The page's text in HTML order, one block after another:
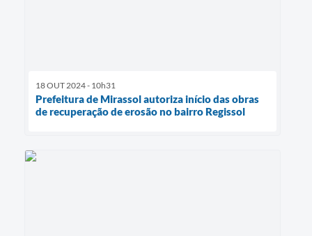
18 OUT 2024 - 10h31
Prefeitura de Mirassol autoriza início das obras
de recuperação de erosão no bairro Regissol